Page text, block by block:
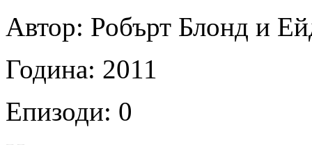
Автор: Робърт Блонд и
Година: 2011
Епизоди: 0